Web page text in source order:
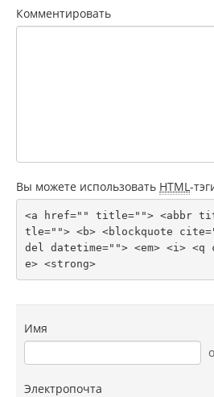
Комментировать
Вы можете использовать HTML-
<a href="" title=""> <abbr
tle=""> <b> <blockquote
del datetime=""> <em> <i>
e> <strong>
Имя
Электропочта